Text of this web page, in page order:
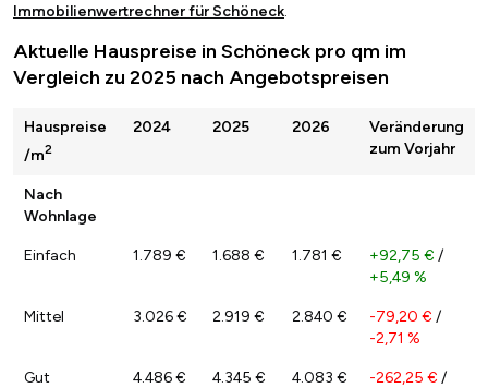
Immobilienwertrechner für Schöneck.
Aktuelle Hauspreise in Schöneck pro qm im
Vergleich zu 2025 nach Angebotspreisen
Hauspreise
/m2
2024 2025 2026
Veränderung
zum Vorjahr
Nach
Wohnlage
Einfach 1.789 € 1.688 € 1.781 € +92,75 € /
+5,49 %
Mittel 3.026 € 2.919 € 2.840 € -79,20 € /
-2,71 %
Gut 4.486 € 4.345 € 4.083 € -262,25 € /